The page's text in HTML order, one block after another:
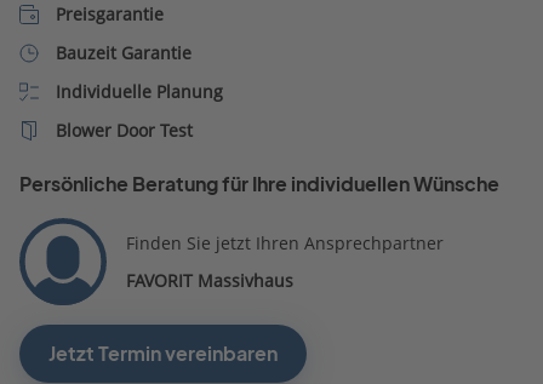
abgewiegelt. Dem
telefonische
Kontaktaufnahmen des
Preisgarantie
Bauzeit Garantie
Individuelle Planung
Blower Door Test
Persönliche Beratung für Ihre individuellen Wünsche
Finden Sie jetzt Ihren Ansprechpartner
FAVORIT Massivhaus
Jetzt Termin vereinbaren